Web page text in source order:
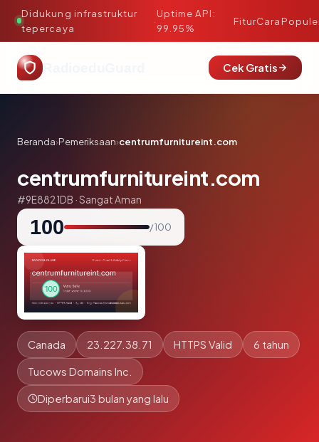
Didukung infrastruktur
tepercaya
·
Uptime API:
99.95%
FiturCara
Cek Gratis
Beranda›Pemeriksaan›centrumfurnitureint.com
centrumfurnitureint.com
#9E8821DB · Sangat Aman
100 / 100
Canada 23.227.38.71 HTTPS Valid 6 tahun
Tucows Domains Inc.
Diperbarui3 bulan yang lalu